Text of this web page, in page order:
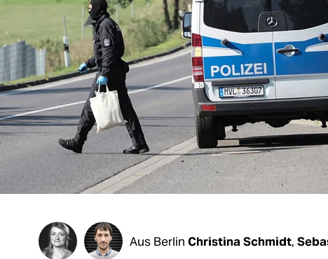
Aus Berlin Christina Schmidt,